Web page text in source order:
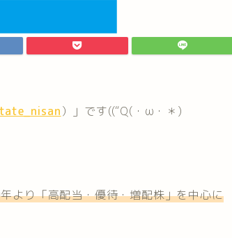
）」です((“Q(・ω・＊)
より「高配当・優待・増配株」を中心に